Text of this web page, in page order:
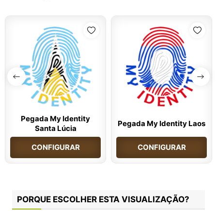
Pegada My Identity
Santa Lúcia
CONFIGURAR
Pegada My Identity Laos
CONFIGURAR
PORQUE ESCOLHER ESTA VISUALIZAÇÃO?